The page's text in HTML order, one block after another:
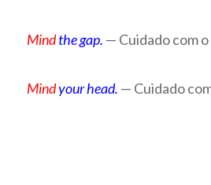
Mindthe gap. — Cuidado com o
Mindyour head. — Cuidado